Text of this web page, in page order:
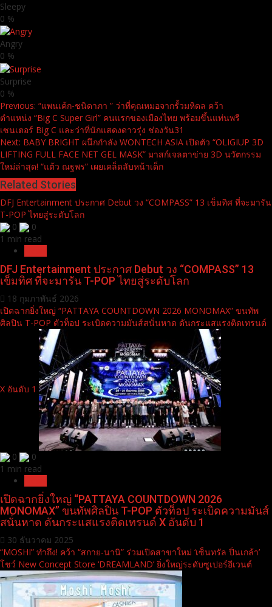
Sleepy
0 %
Angry
0 %
Surprise
0 %
Continue
Reading
Previous: “แพนเค้ก-ชนิดาภา ” ว่าที่คุณหมอจากรั้วมหิดล คว้า
ตำแหน่ง “Big C Super Girl” คนแรกของเมืองไทย พร้อมขึ้นแท่นพรี
เซนเตอร์ Big C และว่าที่นักแสดงดาวรุ่ง ช่องวัน31
Next: BABY BRIGHT ผนึกกำลัง WONTECH ASIA เปิดตัว “OLIGIUP 3D
LIFTING FULL FACE NET GEL MASK” มาสก์เจลตาข่าย 3D นวัตกรรม
ใหม่ล่าสุด! “แต้ว ณฐพร” เผยเคล็ดลับหน้าเด็ก
Related Stories
DFJ Entertainment ประกาศ Debut วง “COMPASS” 13 เข็มทิศ ที่จะมารัน
T-POP ไทยสู่ระดับโลก
0
0
1 min read
DFJ Entertainment ประกาศ Debut วง “COMPASS” 13
เข็มทิศ ที่จะมารัน T-POP ไทยสู่ระดับโลก
18 กุมภาพันธ์ 2026
เปิดฉากยิ่งใหญ่ “PATTAYA COUNTDOWN 2026 MONOMAX” ขนทัพ
ศิลปิน T-POP ตัวท็อป ระเบิดความมันส์สนั่นหาด ดันกระแสแรงติดเทรนด์
X อันดับ 1
0
0
1 min read
เปิดฉากยิ่งใหญ่ “PATTAYA COUNTDOWN 2026
MONOMAX” ขนทัพศิลปิน T-POP ตัวท็อป ระเบิดความมันส์
สนั่นหาด ดันกระแสแรงติดเทรนด์ X อันดับ 1
30 ธันวาคม 2025
“MOSHI” ทำถึง! คว้า “สกาย-นานิ” ร่วมเปิดสาขาใหม่ ‘เซ็นทรัล ปิ่นเกล้า’
โชว์ New Concept Store ‘DREAMLAND’ ยิ่งใหญ่ระดับซูเปอร์อีเวนต์